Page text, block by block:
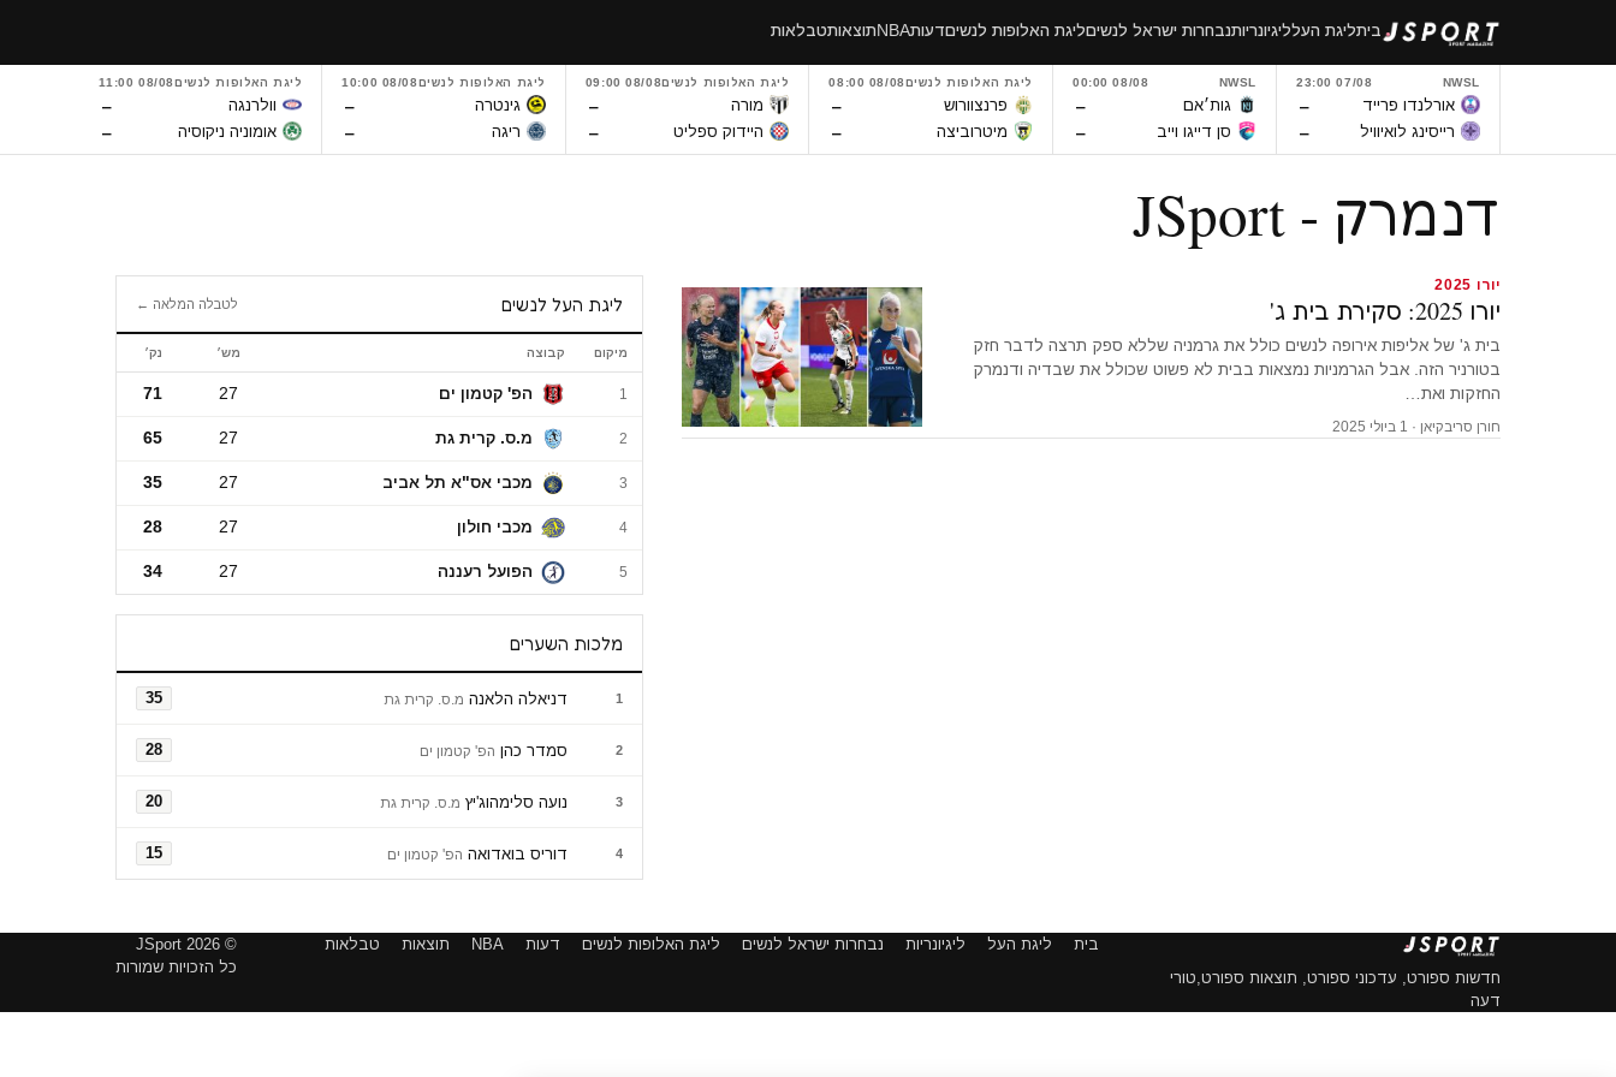
ביתליגת העלליגיונריותנבחרות ישראל לנשיםליגת האלופות לנשיםדעותNBAתוצאותטבלאות
NWSL
07/08 23:00
אורלנדו פרייד –
רייסינג לואיוויל –
NWSL
08/08 00:00
גות׳אם –
סן דייגו וייב –
ליגת האלופות לנשים08/08 08:00
פרנצוורוש –
מיטרוביצה –
ליגת האלופות לנשים08/08 09:00
מורה –
היידוק ספליט –
ליגת האלופות לנשים08/08 10:00
גינטרה –
ריגה –
ליגת האלופות לנשים08/08 11:00
וולרנגה –
אומוניה ניקוסיה –
דנמרק - JSport
יורו 2025
יורו 2025: סקירת בית ג'
בית ג' של אליפות אירופה לנשים כולל את גרמניה שללא ספק תרצה לדבר חזק
בטורניר הזה. אבל הגרמניות נמצאות בבית לא פשוט שכולל את שבדיה ודנמרק
החזקות ואת…
חורן סריבקיאן · 1 ביולי 2025
ליגת העל לנשים לטבלה המלאה ←
ליגת העל לנשים
מיקום קבוצה מש׳ נק׳
1 הפ' קטמון ים 27
71
2 מ.ס. קרית גת 27
65
3 מכבי אס"א תל אביב 27
35
4 מכבי חולון 27
28
5 הפועל רעננה 27
34
מלכות השערים
1 דניאלה הלאנה מ.ס. קרית גת 35
2 סמדר כהן הפ' קטמון ים 28
3 נועה סלימהוג'יץ מ.ס. קרית גת 20
4 דוריס בואדואה הפ' קטמון ים 15
חדשות ספורט, עדכוני ספורט, תוצאות ספורט,טורי
דעה
בית ליגת העל ליגיונריות נבחרות ישראל לנשים ליגת האלופות לנשים דעות NBA תוצאות טבלאות
© 2026 JSport
כל הזכויות שמורות